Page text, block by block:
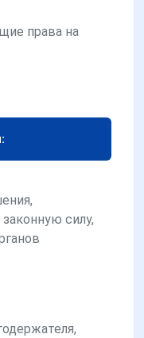
права на
силу,